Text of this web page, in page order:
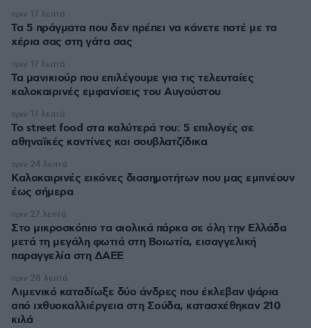
Τα 5 πράγματα που δεν πρέπει να κάνετε ποτέ με τα
χέρια σας στη γάτα σας
πριν 17 λεπτά
Τα μανικιούρ που επιλέγουμε για τις τελευταίες
καλοκαιρινές εμφανίσεις του Αυγούστου
πριν 17 λεπτά
Το street food στα καλύτερά του: 5 επιλογές σε
αθηναϊκές καντίνες και σουβλατζίδικα
πριν 17 λεπτά
Καλοκαιρινές εικόνες διασημοτήτων που μας εμπνέουν
έως σήμερα
πριν 24 λεπτά
Στο μικροσκόπιο τα αιολικά πάρκα σε όλη την Ελλάδα
μετά τη μεγάλη φωτιά στη Βοιωτία, εισαγγελική
παραγγελία στη ΔΑΕΕ
πριν 27 λεπτά
Λιμενικό καταδίωξε δύο άνδρες που έκλεβαν ψάρια
από ιχθυοκαλλιέργεια στη Σούδα, κατασχέθηκαν 210
κιλά
πριν 28 λεπτά